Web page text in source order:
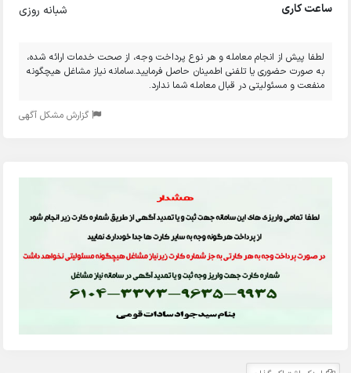
ساعت کاری شبانه روزی
لطفا پیش از انجام معامله و هر نوع پرداخت وجه، از صحت خدمات ارائه شده،
به صورت حضوری یا تلفنی اطمینان حاصل فرمایید.سامانه نیاز مشاغل هیچگونه
منفعت و مسئولیتی در قبال معامله شما ندارد.
گزارش مشکل آگهی